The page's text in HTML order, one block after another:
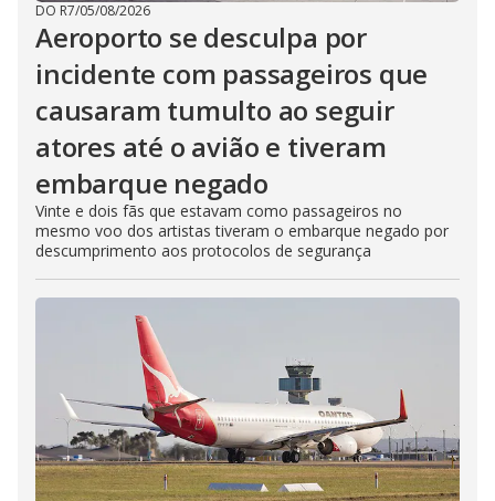
DO R7/05/08/2026
Aeroporto se desculpa por
incidente com passageiros que
causaram tumulto ao seguir
atores até o avião e tiveram
embarque negado
Vinte e dois fãs que estavam como passageiros no
mesmo voo dos artistas tiveram o embarque negado por
descumprimento aos protocolos de segurança